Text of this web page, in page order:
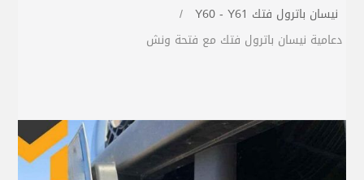
نيسان باترول فتك Y60 - Y61
/
دعامية نيسان باترول فتك مع فتحة ونش